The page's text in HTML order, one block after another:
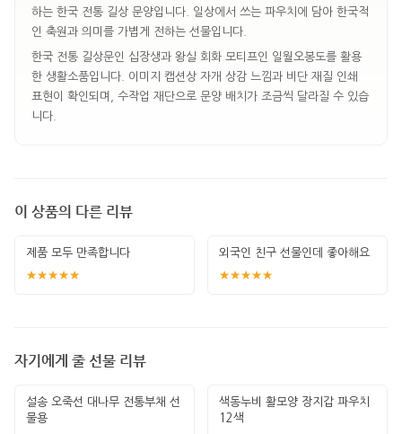
하는 한국 전통 길상 문양입니다. 일상에서 쓰는 파우치에 담아 한국적
인 축원과 의미를 가볍게 전하는 선물입니다.
한국 전통 길상문인 십장생과 왕실 회화 모티프인 일월오봉도를 활용
한 생활소품입니다. 이미지 캡션상 자개 상감 느낌과 비단 재질 인쇄
표현이 확인되며, 수작업 재단으로 문양 배치가 조금씩 달라질 수 있습
니다.
이 상품의 다른 리뷰
제품 모두 만족합니다
★★★★★
외국인 친구 선물인데 좋아해요
★★★★★
자기에게 줄 선물 리뷰
설송 오죽선 대나무 전통부채 선
물용
색동누비 활모양 장지갑 파우치
12색